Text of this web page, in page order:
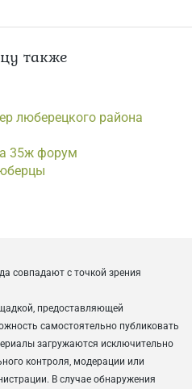
также
люберецкого района
35ж форум
совпадают с точкой зрения
предоставляющей
самостоятельно публиковать
загружаются исключительно
контроля, модерации или
В случае обнаружения